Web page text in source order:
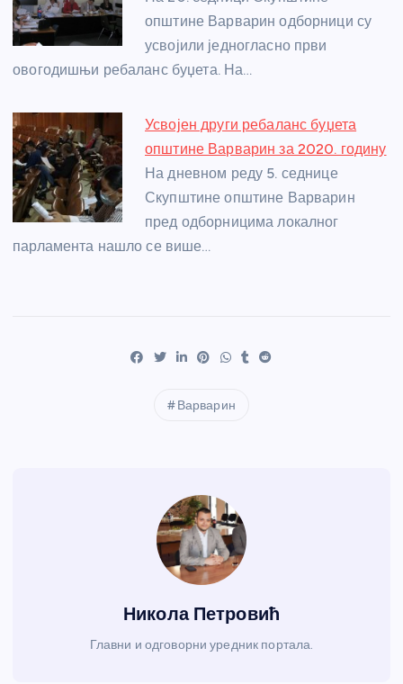
општине Варварин одборници су
усвојили једногласно први
овогодишњи ребаланс буџета. На…
Усвојен други ребаланс буџета
општине Варварин за 2020. годину
На дневном реду 5. седнице
Скупштине општине Варварин
пред одборницима локалног
парламента нашло се више…
Варварин
Никола Петровић
Главни и одговорни уредник портала.